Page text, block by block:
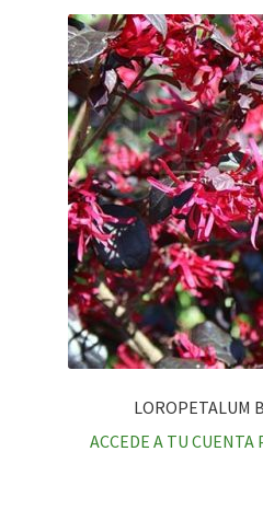
LOROPETALUM
ACCEDE A TU CUENTA